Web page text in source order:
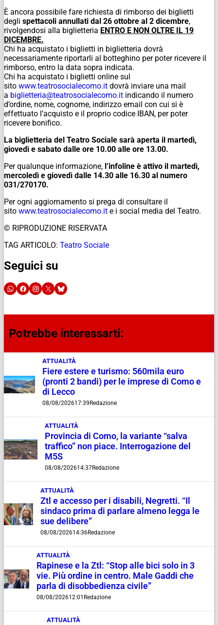
È ancora possibile fare richiesta di rimborso dei biglietti
degli spettacoli annullati dal 26 ottobre al 2 dicembre,
rivolgendosi alla biglietteria ENTRO E NON OLTRE IL 19
DICEMBRE.
Chi ha acquistato i biglietti in biglietteria dovrà
necessariamente riportarli al botteghino per poter ricevere il
rimborso, entro la data sopra indicata.
Chi ha acquistato i biglietti online sul
sito www.teatrosocialecomo.it dovrà inviare una mail
a biglietteria@teatrosocialecomo.it indicando il numero
d’ordine, nome, cognome, indirizzo email con cui si è
effettuato l’acquisto e il proprio codice IBAN, per poter
ricevere bonifico.
La biglietteria del Teatro Sociale sarà aperta il martedì,
giovedì e sabato dalle ore 10.00 alle ore 13.00.
Per qualunque informazione, l’infoline è attivo il martedì,
mercoledì e giovedì dalle 14.30 alle 16.30 al numero
031/270170.
Per ogni aggiornamento si prega di consultare il
sito www.teatrosocialecomo.it e i social media del Teatro.
© RIPRODUZIONE RISERVATA
TAG ARTICOLO: Teatro Sociale
Seguici su
Potrebbe interessarti:
ATTUALITÀ
Fiere estere e turismo: 560mila euro
(pronti 2 bandi) per le imprese di Como e
di Lecco
08/08/202617:39 Redazione
ATTUALITÀ
Provincia di Como, la variante “salva
traffico” non piace. Interrogazione del
M5S
08/08/202614:37Redazione
ATTUALITÀ
Ztl e accesso per i disabili, Negretti. “Il
sindaco prima di parlare almeno legga le
sue delibere”
08/08/202614:36Redazione
ATTUALITÀ
Rapinese e la Ztl: “Stop alle bici solo in 3
vie. Più ordine in centro. Male Gaddi che
parla di disobbedienza civile”
08/08/202612:01 Redazione
ATTUALITÀ